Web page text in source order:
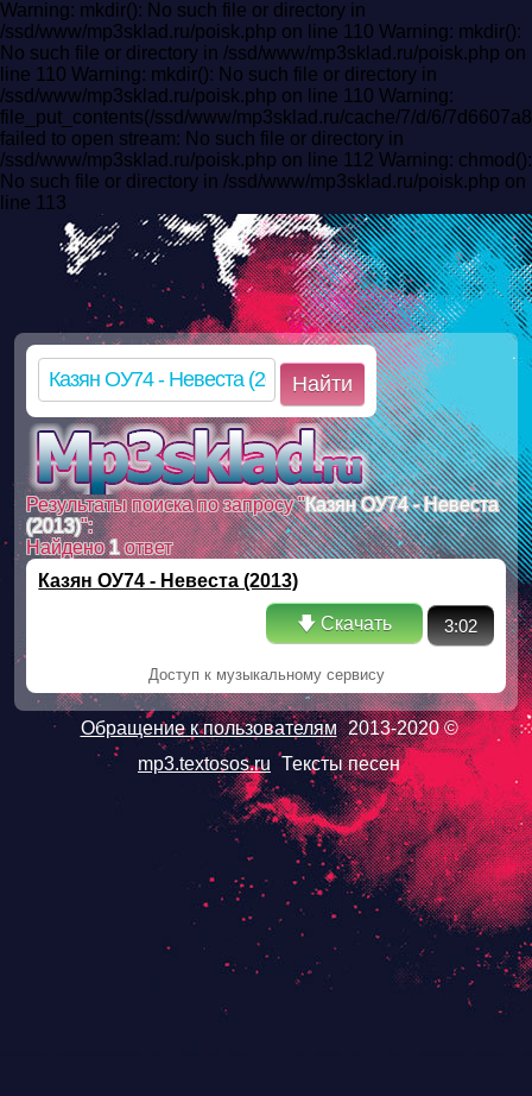
Warning: mkdir(): No such file or directory in
/ssd/www/mp3sklad.ru/poisk.php on line 110 Warning: mkdir():
No such file or directory in /ssd/www/mp3sklad.ru/poisk.php on
line 110 Warning: mkdir(): No such file or directory in
/ssd/www/mp3sklad.ru/poisk.php on line 110 Warning:
file_put_contents(/ssd/www/mp3sklad.ru/cache/7/d/6/
failed to open stream: No such file or directory in
/ssd/www/mp3sklad.ru/poisk.php on line 112 Warning: chmod():
No such file or directory in /ssd/www/mp3sklad.ru/poisk.php on
line 113
Найти
Результаты поиска по запросу "Казян ОУ74 - Невеста
(2013)":
Найдено1ответ
Казян ОУ74 - Невеста (2013)
🡇 Скачать 3:02
Доступ к музыкальному сервису
Обращение к пользователям 2013-2020 ©
mp3.textosos.ru Тексты песен